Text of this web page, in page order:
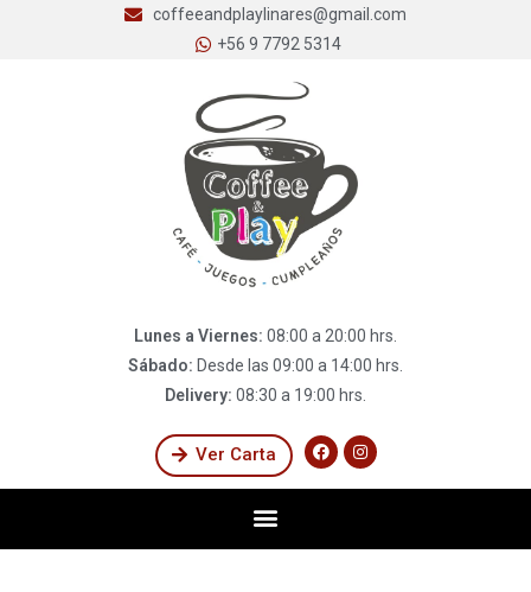
coffeeandplaylinares@gmail.com
+56 9 7792 5314
Lunes a Viernes: 08:00 a 20:00 hrs.
Sábado: Desde las 09:00 a 14:00 hrs.
Delivery: 08:30 a 19:00 hrs.
Ver Carta